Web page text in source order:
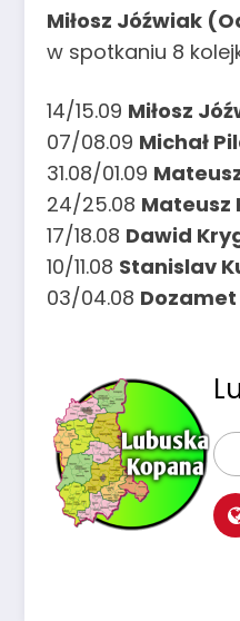
Miłosz Jóźwiak
w spotkaniu 8
14/15.09 Miłosz
07/08.09 Michał
31.08/01.09
24/25.08 Mateusz
17/18.08 Dawid
10/11.08 Stanislav
03/04.08